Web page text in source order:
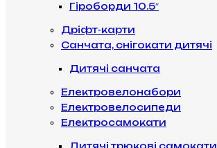
Гіроборди 10.5″
Дріфт-карти
Санчата, снігокати дитячі
Дитячі санчата
Електровелонабори
Електровелосипеди
Електросамокати